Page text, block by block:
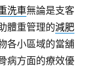
洗車無論是支客
體重管理的減肥
各小區域的當舖
病方面的療效優